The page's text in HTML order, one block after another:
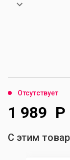
Отсутствует
1 989 Р
С этим